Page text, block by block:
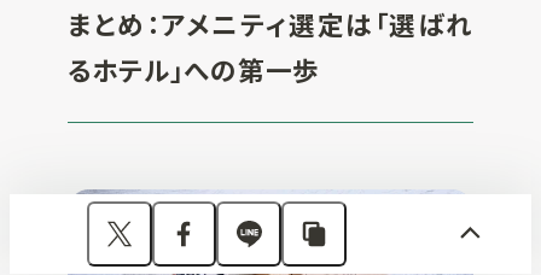
まとめ：アメニティ選定は「選ばれ
るホテル」への第一歩